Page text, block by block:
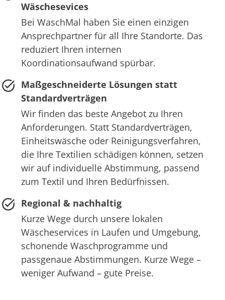
Wäschesevices
Bei WaschMal haben Sie einen einzigen
Ansprechpartner für all Ihre Standorte. Das
reduziert Ihren internen
Koordinationsaufwand spürbar.
Maßgeschneiderte Lösungen statt
Standardverträgen
Wir finden das beste Angebot zu Ihren
Anforderungen. Statt Standardverträgen,
Einheitswäsche oder Reinigungsverfahren,
die Ihre Textilien schädigen können, setzen
wir auf individuelle Abstimmung, passend
zum Textil und Ihren Bedürfnissen.
Regional & nachhaltig
Kurze Wege durch unsere lokalen
Wäscheservices in Laufen und Umgebung,
schonende Waschprogramme und
passgenaue Abstimmungen. Kurze Wege –
weniger Aufwand – gute Preise.